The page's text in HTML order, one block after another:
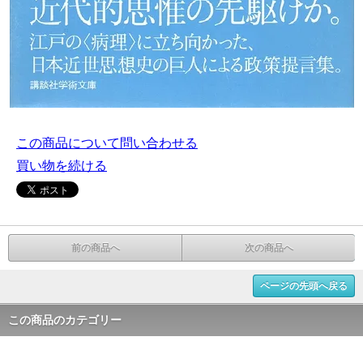
この商品について問い合わせる
買い物を続ける
前の商品へ 次の商品へ
ページの先頭へ戻る
この商品のカテゴリー